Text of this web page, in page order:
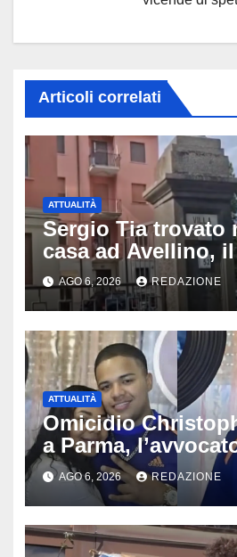
Articoli correlati
ATTUALITÀ
Sergio Tia trovato
casa ad Avellino,
porta socchiusa:
l’autopsia
AGO 6, 2026 REDAZIONE
ATTUALITÀ
Omicidio
a Parma,
«Ogni elemento va
approfondito fino
migliaia di chat al
investigatori
AGO 6, 2026 REDAZIONE